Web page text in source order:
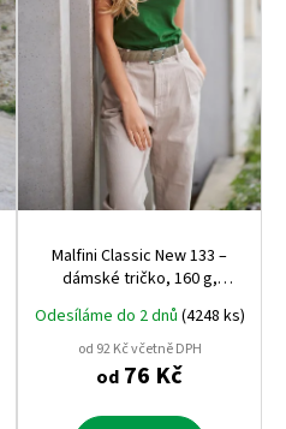
Malfini Classic New 133 –
dámské tričko, 160 g,
Odesíláme do 2 dnů (4248 ks)
od 92 Kč včetně DPH
od 76 Kč